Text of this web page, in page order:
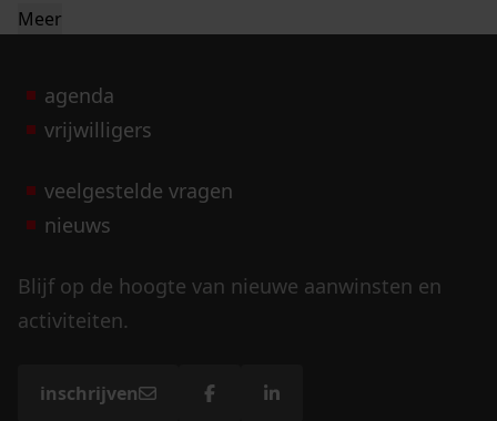
Meer
agenda
vrijwilligers
veelgestelde vragen
nieuws
Blijf op de hoogte van nieuwe aanwinsten en
activiteiten.
inschrijven